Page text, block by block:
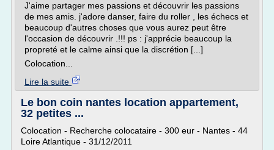
J'aime partager mes passions et découvrir les passions
de mes amis. j'adore danser, faire du roller , les échecs et
beaucoup d'autres choses que vous aurez peut être
l'occasion de découvrir .!!! ps : j'apprécie beaucoup la
propreté et le calme ainsi que la discrétion [...]
Colocation...
Lire la suite
Le bon coin nantes location appartement,
32 petites ...
Colocation - Recherche colocataire - 300 eur - Nantes - 44
Loire Atlantique - 31/12/2011